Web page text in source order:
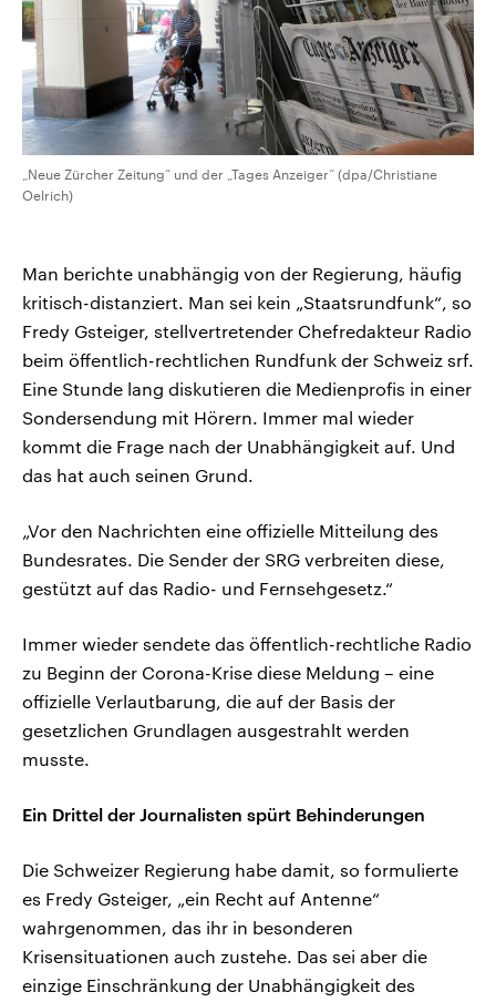
„Neue Zürcher Zeitung“ und der „Tages Anzeiger“ (dpa/Christiane
Oelrich)
Man berichte unabhängig von der Regierung, häufig
kritisch-distanziert. Man sei kein „Staatsrundfunk“, so
Fredy Gsteiger, stellvertretender Chefredakteur Radio
beim öffentlich-rechtlichen Rundfunk der Schweiz srf.
Eine Stunde lang diskutieren die Medienprofis in einer
Sondersendung mit Hörern. Immer mal wieder
kommt die Frage nach der Unabhängigkeit auf. Und
das hat auch seinen Grund.
„Vor den Nachrichten eine offizielle Mitteilung des
Bundesrates. Die Sender der SRG verbreiten diese,
gestützt auf das Radio- und Fernsehgesetz.“
Immer wieder sendete das öffentlich-rechtliche Radio
zu Beginn der Corona-Krise diese Meldung – eine
offizielle Verlautbarung, die auf der Basis der
gesetzlichen Grundlagen ausgestrahlt werden
musste.
Ein Drittel der Journalisten spürt Behinderungen
Die Schweizer Regierung habe damit, so formulierte
es Fredy Gsteiger, „ein Recht auf Antenne“
wahrgenommen, das ihr in besonderen
Krisensituationen auch zustehe. Das sei aber die
einzige Einschränkung der Unabhängigkeit des